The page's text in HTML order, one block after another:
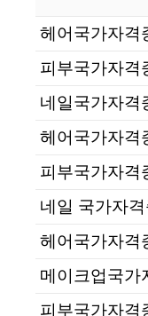
헤어국가자격
피부국가자격
네일국가자격
헤어국가자격
피부국가자격
네일 국가자
헤어국가자격
메이크업국가
피부국가자격